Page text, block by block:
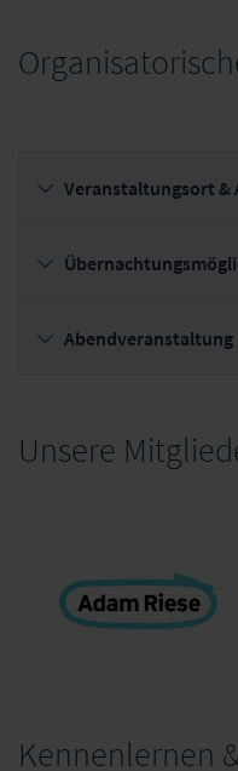
Veranstaltungsort &
Abendveranstaltung
Unsere
Kennenlernen